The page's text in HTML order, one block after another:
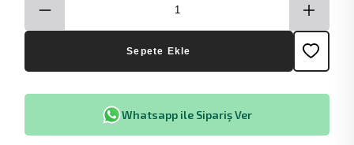
Sepete Ekle
Whatsapp ile Sipariş Ver